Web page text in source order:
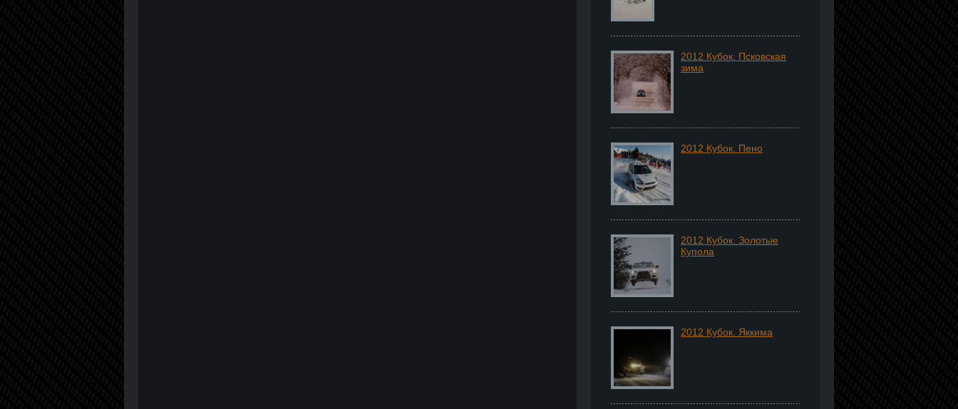
2012 Кубок. Псковская
зима
2012 Кубок. Пено
2012 Кубок. Золотые
Купола
2012 Кубок. Яккима